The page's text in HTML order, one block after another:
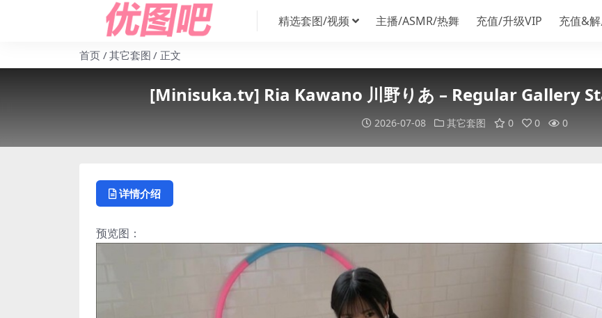
精选套图/视频 主播/ASMR/热舞 充值/升级VIP 充值&
首页 其它套图 正文
[Minisuka.tv] Ria Kawano 川野りあ – Regular Gallery
2026-07-08 其它套图 0 0 0
详情介绍
预览图：